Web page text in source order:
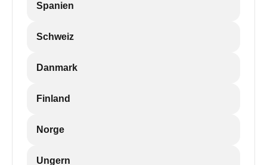
Spanien
Schweiz
Danmark
Finland
Norge
Ungern